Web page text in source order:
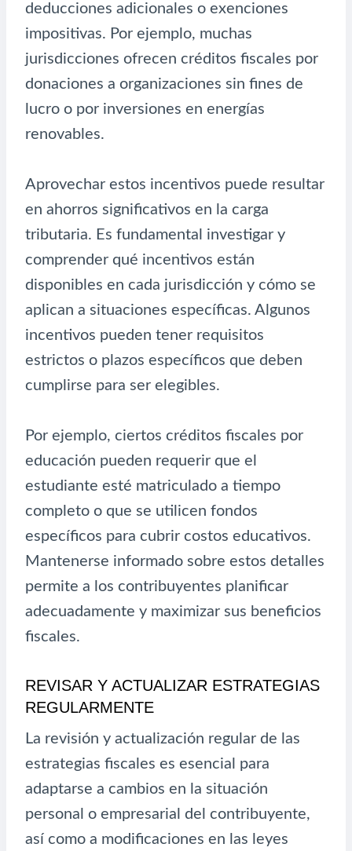
deducciones adicionales o exenciones
impositivas. Por ejemplo, muchas
jurisdicciones ofrecen créditos fiscales por
donaciones a organizaciones sin fines de
lucro o por inversiones en energías
renovables.
Aprovechar estos incentivos puede resultar
en ahorros significativos en la carga
tributaria. Es fundamental investigar y
comprender qué incentivos están
disponibles en cada jurisdicción y cómo se
aplican a situaciones específicas. Algunos
incentivos pueden tener requisitos
estrictos o plazos específicos que deben
cumplirse para ser elegibles.
Por ejemplo, ciertos créditos fiscales por
educación pueden requerir que el
estudiante esté matriculado a tiempo
completo o que se utilicen fondos
específicos para cubrir costos educativos.
Mantenerse informado sobre estos detalles
permite a los contribuyentes planificar
adecuadamente y maximizar sus beneficios
fiscales.
REVISAR Y ACTUALIZAR ESTRATEGIAS
REGULARMENTE
La revisión y actualización regular de las
estrategias fiscales es esencial para
adaptarse a cambios en la situación
personal o empresarial del contribuyente,
así como a modificaciones en las leyes